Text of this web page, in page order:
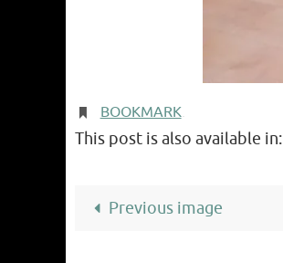
BOOKMARK.
This post is also available in:
Previous image